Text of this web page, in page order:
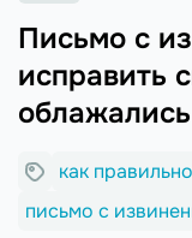
Письмо с
исправить
облажались
как
письмо с